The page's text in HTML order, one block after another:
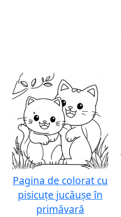
Pagina de colorat cu
pisicuțe jucăușe în
primăvară